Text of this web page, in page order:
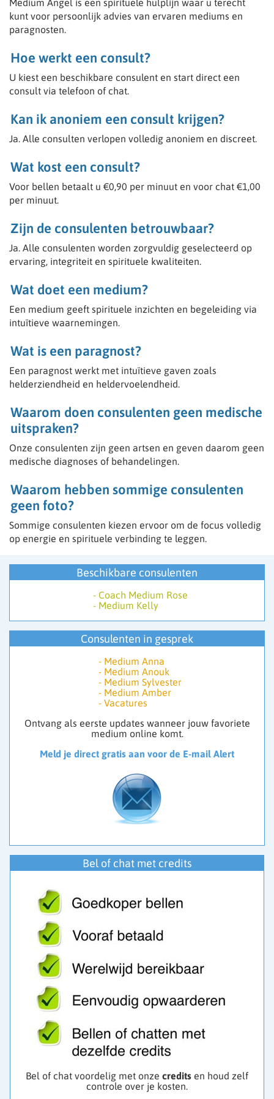
Wij zijn op zoek naar gemotiveerde consulenten.
formulier in en we zullen contact opnemen voor een
Kun jij of ben jij o.a.:
- Helderziend
- Medium
- Paragnost
- Kaartleggen wel belangrijk dat er dan ook een gave is
bv Helderziend
- Spiritueel en paranormaal begaafd
- Thuis in de wet van aantrekking.
- Channeling
- Aura lezen
- Nummeroloog/ Astroloog
- Pendelaar
- Sjamaan
“We selecteren onze medewerkers met zorg”
Wij bieden je een professionele werkomgeving waarin
je talenten tot hun recht komen.
👉 Meld je aan en start direct met werken vanuit jouw
Wil je consulent worden? Klik op ‘Vacature’ via het
menu om je aan te melden.
Medium Angel is een spirituele hulplijn waar u terecht
kunt voor persoonlijk advies van ervaren mediums en
paragnosten.
Hoe werkt een consult?
U kiest een beschikbare consulent en start direct een
consult via telefoon of chat.
Kan ik anoniem een consult krijgen?
Ja. Alle consulten verlopen volledig anoniem en discreet.
Wat kost een consult?
Voor bellen betaalt u €0,90 per minuut en voor chat €1,00
per minuut.
Zijn de consulenten betrouwbaar?
Ja. Alle consulenten worden zorgvuldig geselecteerd op
ervaring, integriteit en spirituele kwaliteiten.
Wat doet een medium?
Een medium geeft spirituele inzichten en begeleiding via
intuïtieve waarnemingen.
Wat is een paragnost?
Een paragnost werkt met intuïtieve gaven zoals
helderziendheid en heldervoelendheid.
Waarom doen consulenten geen medische
uitspraken?
Onze consulenten zijn geen artsen en geven daarom geen
medische diagnoses of behandelingen.
Waarom hebben sommige consulenten
geen foto?
Sommige consulenten kiezen ervoor om de focus volledig
op energie en spirituele verbinding te leggen.
Beschikbare consulenten
- Coach Medium Rose
- Medium Kelly
Consulenten in gesprek
- Medium Anna
- Medium Anouk
- Medium Sylvester
- Medium Amber
- Vacatures
Ontvang als eerste updates wanneer jouw favoriete
medium online komt.
Meld je direct gratis aan voor de E-mail Alert
Bel of chat met credits
Bel of chat voordelig met onze credits en houd zelf
controle over je kosten.